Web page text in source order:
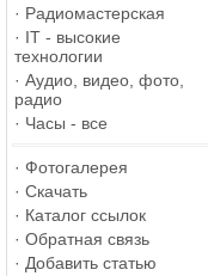
· Радиомастерская
· IT - высокие
технологии
· Аудио, видео, фото,
радио
· Часы - все
· Фотогалерея
· Скачать
· Каталог ссылок
· Обратная связь
· Добавить статью